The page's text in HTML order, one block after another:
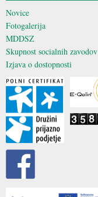
Novice
Fotogalerija
MDDSZ
Skupnost socialnih zavodov
Izjava o dostopnosti